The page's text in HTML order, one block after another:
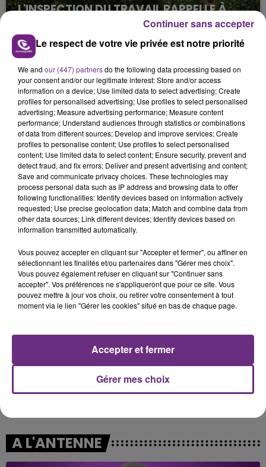
L'INSPECTION DU TRAVAIL RAPPELLE À
L'ORDRE SUR LES CONDITIONS DE...
Alors que les dates de début des vendange 2026
s'est avéré être plus précoce que prévu,
l'inspection du Travail en profite pour rappeler
les conditions de...
TITRES DIFFUSÉS
22h40
22h40
TAYLOR SWIFT
22h38
22h38
22h34
22h34
TEDDY SWIMS
22h31
22h31
FUGEES
A L'ANTENNE
Le respect de votre vie privée est notre priorité
We and our (447) partnersdo the following data processing based on
your consent and/or our legitimate interest: Store and/or access
information on a device; Use limited data to select advertising; Create
profiles for personalised advertising; Use profiles to select personalised
advertising; Measure advertising performance; Measure content
performance; Understand audiences through statistics or combinations
of data from different sources; Develop and improve services; Create
profiles to personalise content; Use profiles to select personalised
content; Use limited data to select content; Ensure security, prevent and
detect fraud, and fix errors; Deliver and present advertising and content;
Save and communicate privacy choices. These technologies may
process personal data such as IP address and browsing data to offer
following functionalities: Identify devices based on information actively
requested; Use precise geolocation data; Match and combine data from
other data sources; Link different devices; Identify devices based on
information transmitted automatically.
Vous pouvez accepter en cliquant sur "Accepter et fermer", ou affiner en
sélectionnant les finalités et/ou partenaires dans "Gérer mes choix".
Vous pouvez également refuser en cliquant sur "Continuer sans
accepter". Vos préférences ne s'appliqueront que pour ce site. Vous
pouvez mettre à jour vos choix, ou retirer votre consentement à tout
moment via le lien "Gérer les cookies" situé en bas de chaque page.
Gérer mes choix
Accepter et fermer
Continuer sans accepter